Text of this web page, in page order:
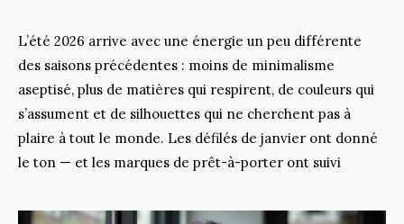
L’été 2026 arrive avec une énergie un peu différente
des saisons précédentes : moins de minimalisme
aseptisé, plus de matières qui respirent, de couleurs qui
s’assument et de silhouettes qui ne cherchent pas à
plaire à tout le monde. Les défilés de janvier ont donné
le ton — et les marques de prêt-à-porter ont suivi